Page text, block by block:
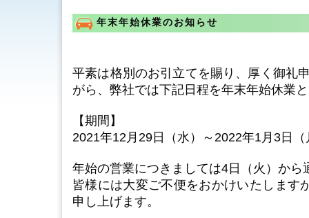
年末年始休業のお知らせ
平素は格別のお引立てを賜り、厚く御礼
がら、弊社では下記日程を年末年始休業
【期間】
2021年12月29日（水）～2022年1月3日（
年始の営業につきましては4日（火）から
皆様には大変ご不便をおかけいたします
申し上げます。